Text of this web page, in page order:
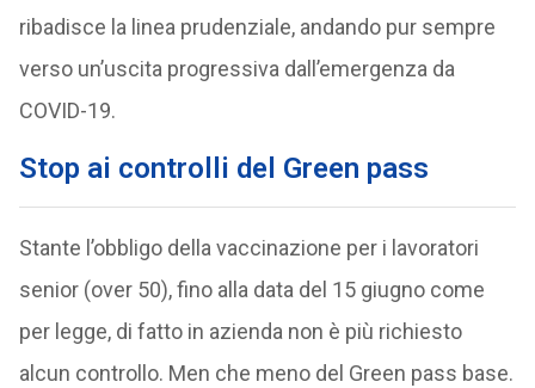
ribadisce la linea prudenziale, andando pur sempre
verso un’uscita progressiva dall’emergenza da
COVID-19.
Stop ai controlli del Green pass
Stante l’obbligo della vaccinazione per i lavoratori
senior (over 50), fino alla data del 15 giugno come
per legge, di fatto in azienda non è più richiesto
alcun controllo. Men che meno del Green pass base.